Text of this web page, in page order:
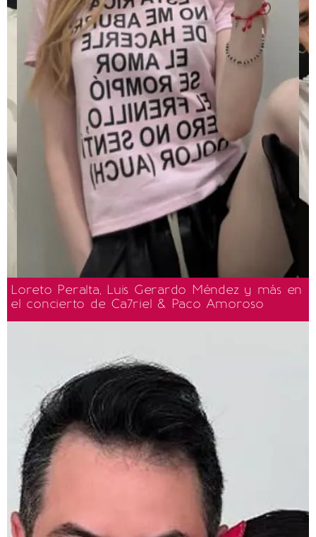
Loreto Peralta, Luis Gerardo Méndez y más en
el concierto de Ca7riel & Paco Amoroso